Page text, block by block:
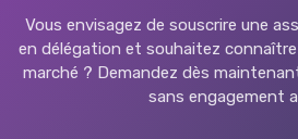
Vous envisagez de souscrire une
en délégation et souhaitez connaître
marché ? Demandez dès
sans engagement